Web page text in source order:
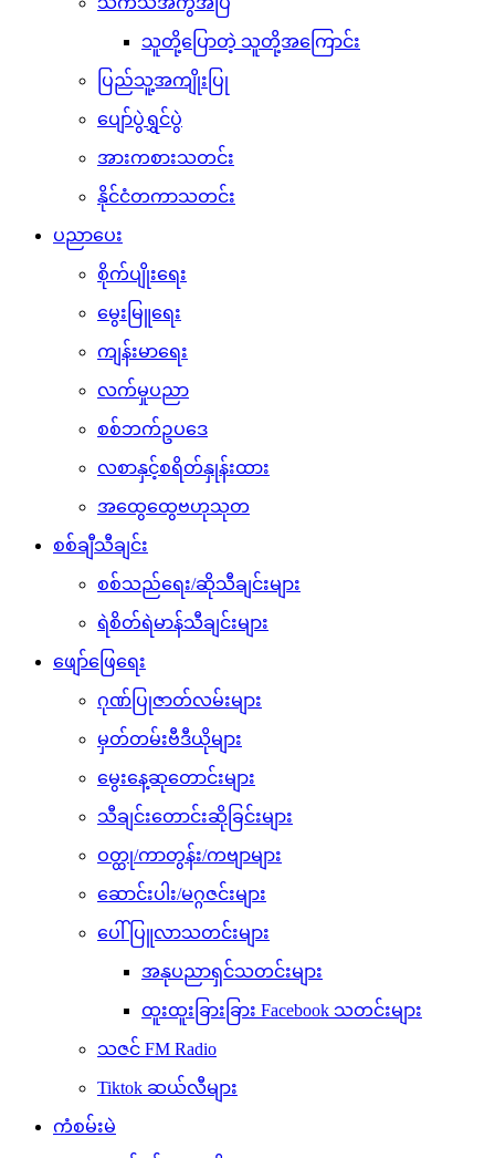
သူတို့ပြောတဲ့ သူတို့အကြောင်း
ပြည်သူ့အကျိုးပြု
ပျော်ပွဲရွှင်ပွဲ
အားကစားသတင်း
နိုင်ငံတကာသတင်း
ပညာပေး
စိုက်ပျိုးရေး
မွေးမြူရေး
ကျန်းမာရေး
လက်မှုပညာ
စစ်ဘက်ဥပဒေ
လစာနှင့်စရိတ်နှုန်းထား
အထွေထွေဗဟုသုတ
စစ်ချီသီချင်း
စစ်သည်ရေး/ဆိုသီချင်းများ
ရဲစိတ်ရဲမာန်သီချင်းများ
ဖျော်ဖြေရေး
ဂုဏ်ပြုဇာတ်လမ်းများ
မှတ်တမ်းဗီဒီယိုများ
မွေးနေ့ဆုတောင်းများ
သီချင်းတောင်းဆိုခြင်းများ
ဝတ္ထု/ကာတွန်း/ကဗျာများ
ဆောင်းပါး/မဂ္ဂဇင်းများ
ပေါ်ပြူလာသတင်းများ
အနုပညာရှင်သတင်းများ
ထူးထူးခြားခြား Facebook သတင်းများ
သဇင် FM Radio
Tiktok ဆယ်လီများ
ကံစမ်းမဲ